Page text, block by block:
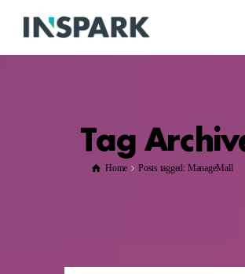
Tag
Home Posts tagged: ManageMall